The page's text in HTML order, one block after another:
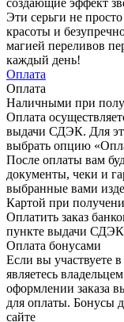
Эти серьги не
красоты и
магией переливов
каждый день!
Оплата
Оплата
Наличными при
Оплата
выдачи СДЭК. Для
выбрать опцию
После оплаты вам
документы, чеки и
выбранные вами
Картой при
Оплатить заказ
пункте выдачи
Оплата бонусами
Если вы участвуете
являетесь
оформлении заказа
для оплаты. Бонусы
сайте